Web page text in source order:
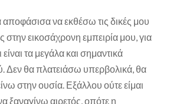
να εκθέσω τις δικές μου
στην εικοσάχρονη εμπειρία μου, για
τα μεγάλα και σημαντικά
Δεν θα πλατειάσω υπερβολικά, θα
στην ουσία. Εξάλλου ούτε είμαι
ξαναγίνω αιρετός, οπότε η